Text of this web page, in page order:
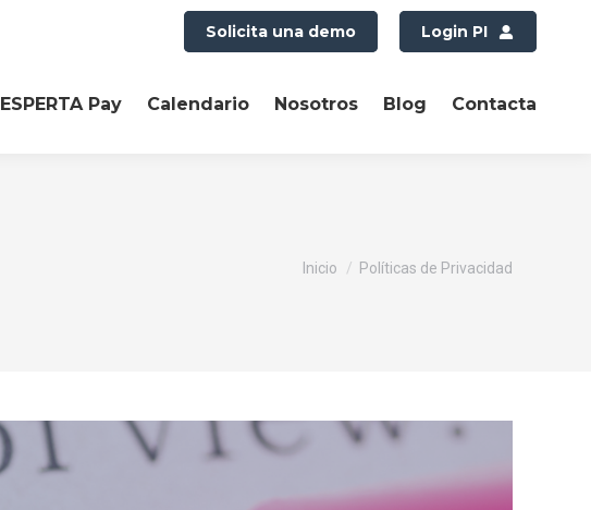
Solicita una demo Login PI
ESPERTA Pay Calendario Nosotros Blog Contacta
Estás aquí:
Inicio Políticas de Privacidad